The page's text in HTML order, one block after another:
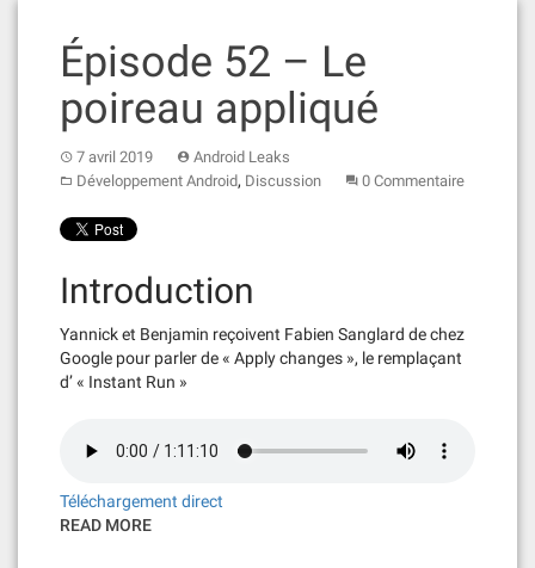
Épisode 52 – Le
poireau appliqué
7 avril 2019
Android Leaks
Développement Android, Discussion 0 Commentaire
Introduction
Yannick et Benjamin reçoivent Fabien Sanglard de chez
Google pour parler de « Apply changes », le remplaçant
d’ « Instant Run »
Téléchargement direct
READ MORE